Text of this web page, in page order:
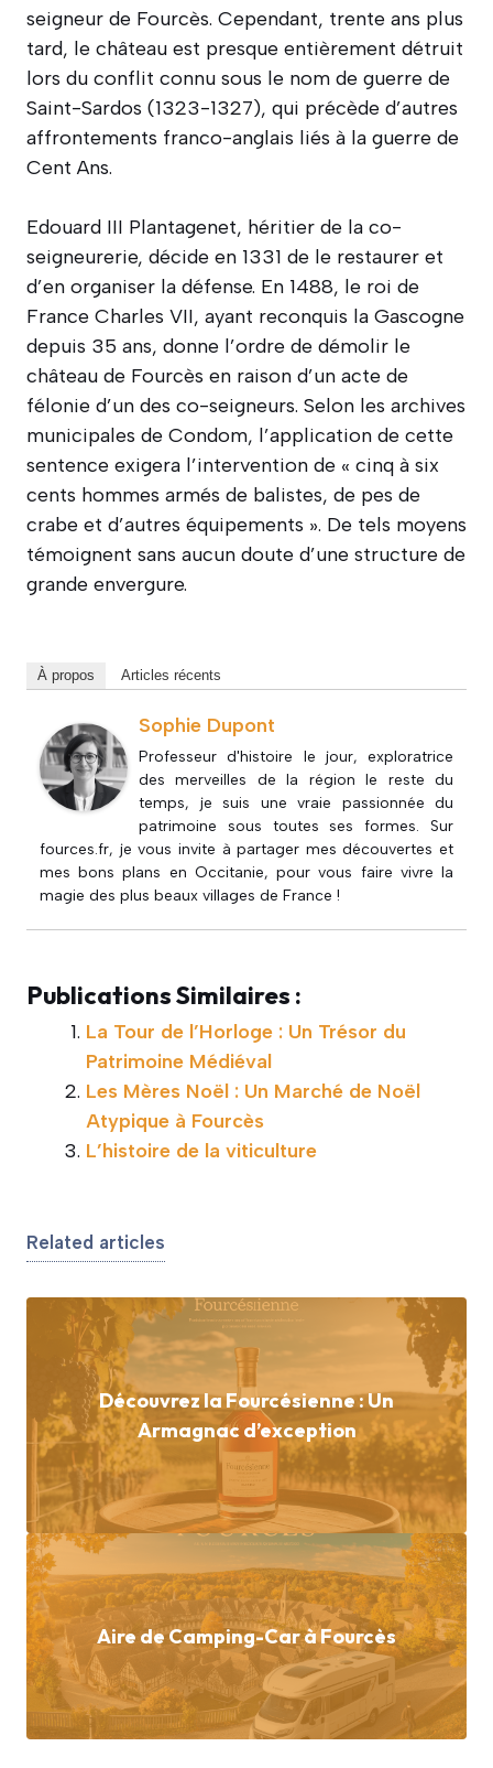
seigneur de Fourcès. Cependant, trente ans plus
tard, le château est presque entièrement détruit
lors du conflit connu sous le nom de guerre de
Saint-Sardos (1323-1327), qui précède d’autres
affrontements franco-anglais liés à la guerre de
Cent Ans.
Edouard III Plantagenet, héritier de la co-
seigneurerie, décide en 1331 de le restaurer et
d’en organiser la défense. En 1488, le roi de
France Charles VII, ayant reconquis la Gascogne
depuis 35 ans, donne l’ordre de démolir le
château de Fourcès en raison d’un acte de
félonie d’un des co-seigneurs. Selon les archives
municipales de Condom, l’application de cette
sentence exigera l’intervention de « cinq à six
cents hommes armés de balistes, de pes de
crabe et d’autres équipements ». De tels moyens
témoignent sans aucun doute d’une structure de
grande envergure.
À propos Articles récents
Sophie Dupont
Professeur d'histoire le jour, exploratrice
des merveilles de la région le reste du
temps, je suis une vraie passionnée du
patrimoine sous toutes ses formes. Sur
fources.fr, je vous invite à partager mes découvertes et
mes bons plans en Occitanie, pour vous faire vivre la
magie des plus beaux villages de France !
Publications Similaires :
La Tour de l’Horloge : Un Trésor du
Patrimoine Médiéval
Les Mères Noël : Un Marché de Noël
Atypique à Fourcès
L’histoire de la viticulture
Related articles
Découvrez la Fourcésienne : Un
Armagnac d’exception
Aire de Camping-Car à Fourcès